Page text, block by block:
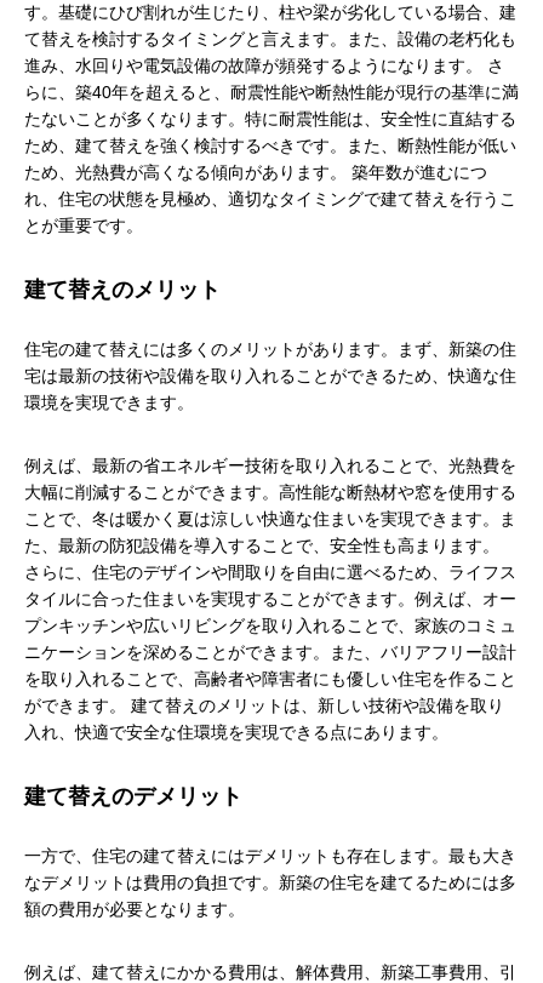
す。基礎にひび割れが生じたり、柱や梁が劣化している場合、建
て替えを検討するタイミングと言えます。また、設備の老朽化も
進み、水回りや電気設備の故障が頻発するようになります。 さ
らに、築40年を超えると、耐震性能や断熱性能が現行の基準に満
たないことが多くなります。特に耐震性能は、安全性に直結する
ため、建て替えを強く検討するべきです。また、断熱性能が低い
ため、光熱費が高くなる傾向があります。 築年数が進むにつ
れ、住宅の状態を見極め、適切なタイミングで建て替えを行うこ
とが重要です。
建て替えのメリット
住宅の建て替えには多くのメリットがあります。まず、新築の住
宅は最新の技術や設備を取り入れることができるため、快適な住
環境を実現できます。
例えば、最新の省エネルギー技術を取り入れることで、光熱費を
大幅に削減することができます。高性能な断熱材や窓を使用する
ことで、冬は暖かく夏は涼しい快適な住まいを実現できます。ま
た、最新の防犯設備を導入することで、安全性も高まります。
さらに、住宅のデザインや間取りを自由に選べるため、ライフス
タイルに合った住まいを実現することができます。例えば、オー
プンキッチンや広いリビングを取り入れることで、家族のコミュ
ニケーションを深めることができます。また、バリアフリー設計
を取り入れることで、高齢者や障害者にも優しい住宅を作ること
ができます。 建て替えのメリットは、新しい技術や設備を取り
入れ、快適で安全な住環境を実現できる点にあります。
建て替えのデメリット
一方で、住宅の建て替えにはデメリットも存在します。最も大き
なデメリットは費用の負担です。新築の住宅を建てるためには多
額の費用が必要となります。
例えば、建て替えにかかる費用は、解体費用、新築工事費用、引